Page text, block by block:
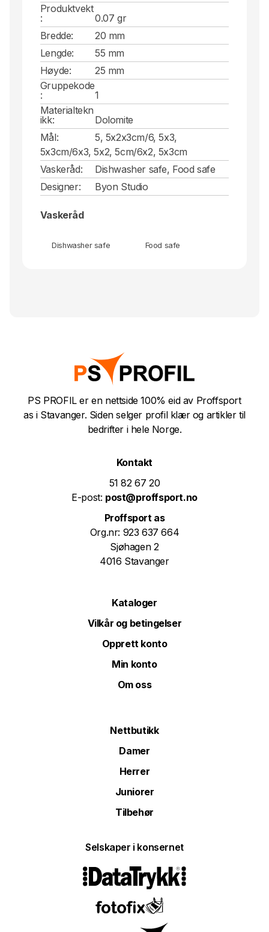
Produktvekt
:
0.07 gr
Bredde:
20 mm
Lengde:
55 mm
Høyde:
25 mm
Gruppekode
:
1
Materialtekn
ikk:
Dolomite
Mål:
5, 5x2x3cm/6, 5x3,
5x3cm/6x3, 5x2, 5cm/6x2, 5x3cm
Vaskeråd:
Dishwasher safe, Food safe
Designer:
Byon Studio
Vaskeråd
Dishwasher safe Food safe
PS PROFIL er en nettside 100% eid av Proffsport
as i Stavanger. Siden selger profil klær og artikler til
bedrifter i hele Norge.
Kontakt
51 82 67 20
E-post: post@proffsport.no
Proffsport as
Org.nr: 923 637 664
Sjøhagen 2
4016 Stavanger
Kataloger
Vilkår og betingelser
Opprett konto
Min konto
Om oss
Nettbutikk
Damer
Herrer
Juniorer
Tilbehør
Selskaper i konsernet